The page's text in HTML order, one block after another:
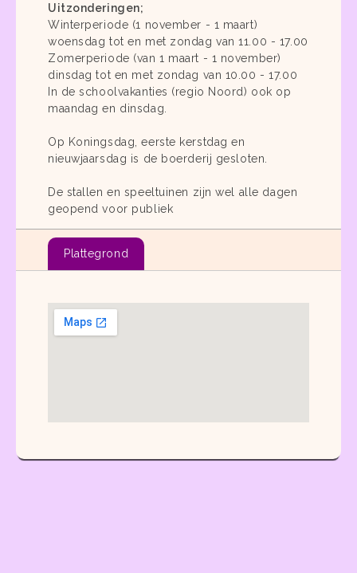
Uitzonderingen;
Winterperiode (1 november - 1 maart)
woensdag tot en met zondag van 11.00 - 17.00
Zomerperiode (van 1 maart - 1 november)
dinsdag tot en met zondag van 10.00 - 17.00
In de schoolvakanties (regio Noord) ook op
maandag en dinsdag.
Op Koningsdag, eerste kerstdag en
nieuwjaarsdag is de boerderij gesloten.
De stallen en speeltuinen zijn wel alle dagen
geopend voor publiek
Plattegrond